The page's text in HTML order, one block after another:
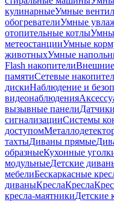
кулинарныеУмные
обогревателиУмные
отопительные котлы
метеостанцииУмные
животныхУмные
Flash накопители
памятиСетевые
дискиНаблюдение и
видеонаблюдения
вызывные панели
сигнализацииСистемы
доступом
тахтыДиваны прямые
образныеКухонные
модульныеДетские
мебелиБескаркасные
диваныКреслаКресла
кресла-маятникиДетские